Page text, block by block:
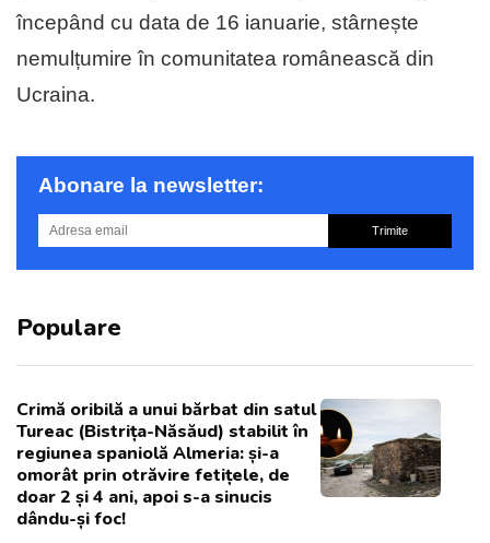
începând cu data de 16 ianuarie, stârnește
nemulțumire în comunitatea românească din
Ucraina.
Abonare la newsletter:
Trimite
Populare
Crimă oribilă a unui bărbat din satul
Tureac (Bistrița-Năsăud) stabilit în
regiunea spaniolă Almeria: și-a
omorât prin otrăvire fetițele, de
doar 2 și 4 ani, apoi s-a sinucis
dându-și foc!